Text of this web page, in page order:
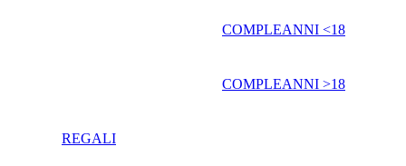
COMPLEANNI <18
COMPLEANNI >18
REGALI